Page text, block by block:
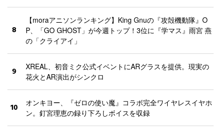
8
【moraアニソンランキング】King Gnuの『攻殻機動隊』O
P、「GO GHOST」が今週トップ！3位に『学マス』雨宮 燕
の「クライアイ」
9
XREAL、初音ミク公式イベントにARグラスを提供。現実の
花火とAR演出がシンクロ
10
オンキヨー、『ゼロの使い魔』コラボ完全ワイヤレスイヤホ
ン。釘宮理恵の録り下ろしボイスを収録